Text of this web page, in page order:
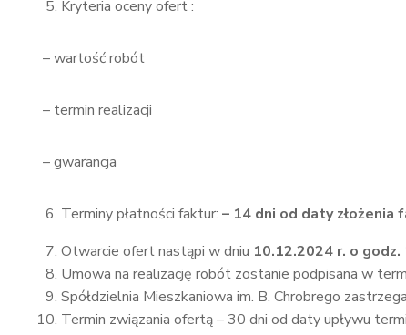
Kryteria oceny ofert :
– wartość robót
– termin realizacji
– gwarancja
Terminy płatności faktur: – 14 dni od daty złożenia
Otwarcie ofert nastąpi w dniu 10.12.2024 r. o godz.
Umowa na realizację robót zostanie podpisana w
Spółdzielnia Mieszkaniowa im. B. Chrobrego
Termin związania ofertą – 30 dni od daty upływu